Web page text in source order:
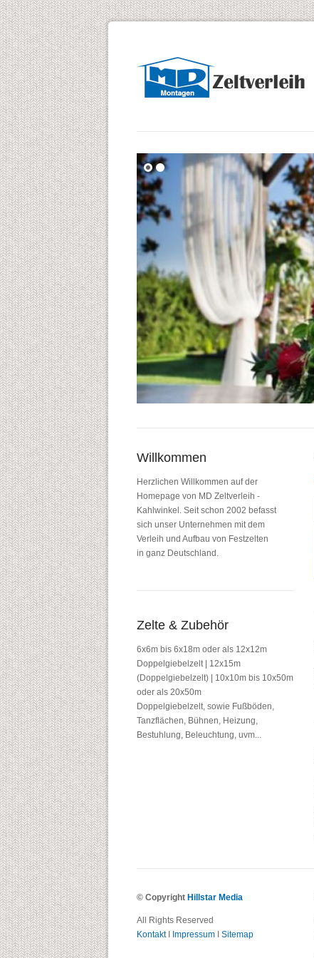
Willkommen
Herzlichen Willkommen auf der
Homepage von MD Zeltverleih -
Kahlwinkel. Seit schon 2002 befasst
sich unser Unternehmen mit dem
Verleih und Aufbau von Festzelten
in ganz Deutschland.
Zelte & Zubehör
6x6m bis 6x18m oder als 12x12m
Doppelgiebelzelt | 12x15m
(Doppelgiebelzelt) | 10x10m bis 10x50m
oder als 20x50m
Doppelgiebelzelt, sowie Fußböden,
Tanzflächen, Bühnen, Heizung,
Bestuhlung, Beleuchtung, uvm...
© Copyright Hillstar Media
All Rights Reserved
KontaktI Impressum Sitemap